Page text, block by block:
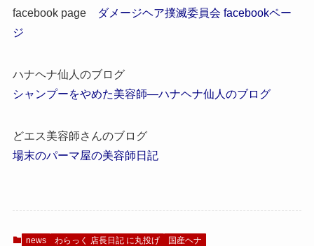
facebook page
ダメージヘア撲滅委員会 facebookペー
ジ
ハナヘナ仙人のブログ
シャンプーをやめた美容師―ハナヘナ仙人のブログ
どエス美容師さんのブログ
場末のパーマ屋の美容師日記
news わらっく 店長日記 に丸投げ 国産ヘナ